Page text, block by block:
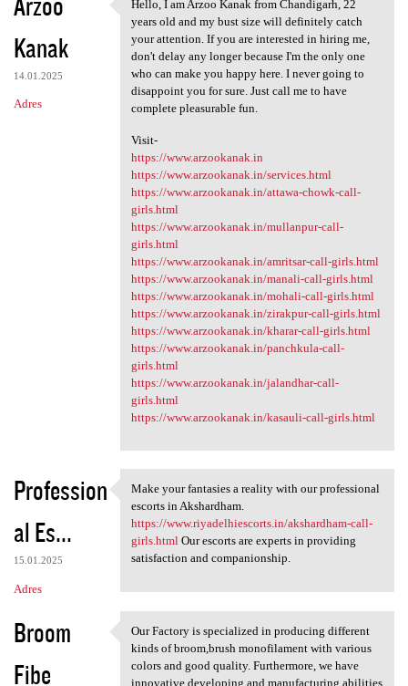
Kanak
14.01.2025
Adres
Hello, I am Arzoo Kanak from
Hello, I am Arzoo Kanak from Chandigarh, 22
years old and my bust size will definitely catch
your attention. If you are interested in hiring me,
don't delay any longer because I'm the only one
who can make you happy here. I never going to
disappoint you for sure. Just call me to have
complete pleasurable fun.
Visit-
https://www.arzookanak.in
https://www.arzookanak.in/services.html
https://www.arzookanak.in/attawa-chowk-call-
girls.html
https://www.arzookanak.in/mullanpur-call-
girls.html
https://www.arzookanak.in/amritsar-call-girls.html
https://www.arzookanak.in/manali-call-girls.html
https://www.arzookanak.in/mohali-call-girls.html
https://www.arzookanak.in/zirakpur-call-girls.html
https://www.arzookanak.in/kharar-call-girls.html
https://www.arzookanak.in/panchkula-call-
girls.html
https://www.arzookanak.in/jalandhar-call-
girls.html
https://www.arzookanak.in/kasauli-call-girls.html
Profession
al Es...
15.01.2025
Adres
Make your fantasies a reality
Make your fantasies a reality with our professional
escorts in Akshardham.
https://www.riyadelhiescorts.in/akshardham-call-
girls.htmlOur escorts are experts in providing
satisfaction and companionship.
Broom
Fibe
Our Factory is specialized in
Our Factory is specialized in producing different
kinds of broom,brush monofilament with various
colors and good quality. Furthermore, we have
innovative developing and manufacturing abilities